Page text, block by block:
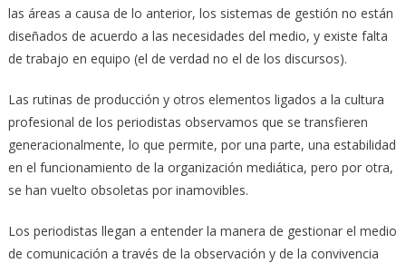
las áreas a causa de lo anterior, los sistemas de gestión no están
diseñados de acuerdo a las necesidades del medio, y existe falta
de trabajo en equipo (el de verdad no el de los discursos).
Las rutinas de producción y otros elementos ligados a la cultura
profesional de los periodistas observamos que se transfieren
generacionalmente, lo que permite, por una parte, una estabilidad
en el funcionamiento de la organización mediática, pero por otra,
se han vuelto obsoletas por inamovibles.
Los periodistas llegan a entender la manera de gestionar el medio
de comunicación a través de la observación y de la convivencia